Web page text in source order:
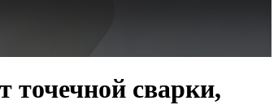
точечной сварки,